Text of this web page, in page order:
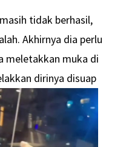
tidak berhasil,
Akhirnya dia perlu
meletakkan muka di
dirinya disuap